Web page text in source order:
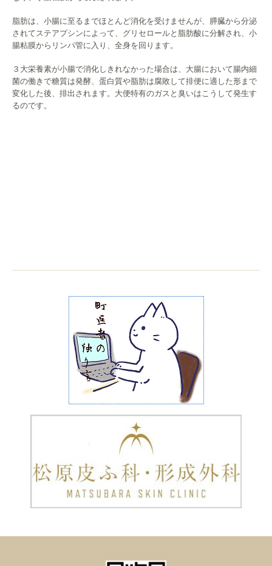
脂肪は、小腸に至るまでほとんど消化を受けませんが、 膵臓から分泌
されてステアプシンによって、 グリセロールと脂肪酸に分解され、小
腸粘膜からリンパ管に入り、 全身を回ります。
３大栄養素が小腸で消化しきれなかった場合は、 大腸において腸内細
菌の働きで糖質は発酵、 蛋白質や脂肪は腐敗して排便に適した形まで
変化した後、 排出されます。大便特有のガスと臭いはこうして発生す
るのです。